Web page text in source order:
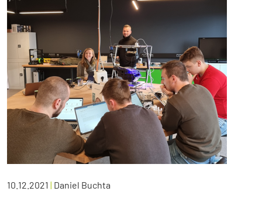
10.12.2021 | Daniel Buchta